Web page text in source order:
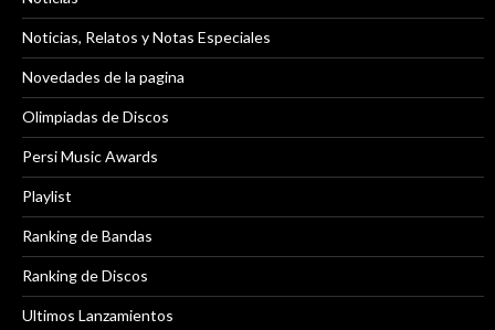
Noticias, Relatos y Notas Especiales
Novedades de la pagina
Olimpiadas de Discos
Persi Music Awards
Playlist
Ranking de Bandas
Ranking de Discos
Ultimos Lanzamientos